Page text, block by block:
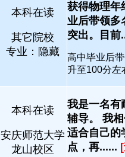
本科在读
其它院校
专业：隐藏
获得物理年
业后带领多
突出。目前
高中毕业后
升至100分左
本科在读
安庆师范大学
龙山校区
我是一名有
辅导。 我
适合自己的
点，再......